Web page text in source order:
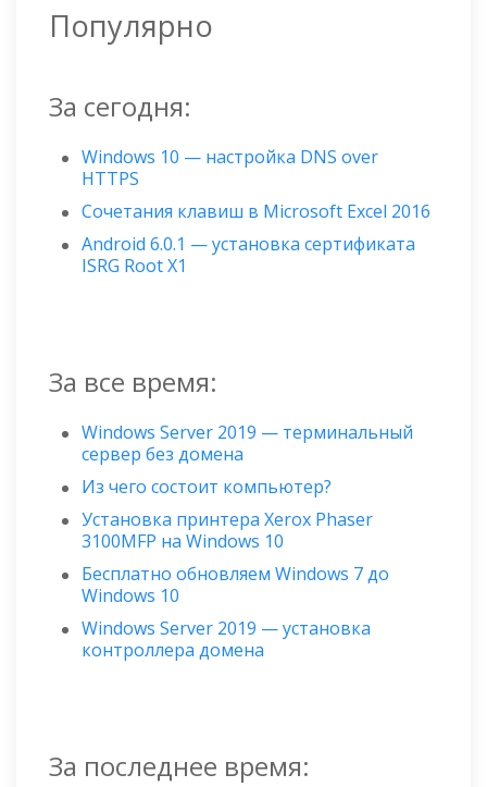
Популярно
За сегодня:
Windows 10 — настройка DNS over
HTTPS
Сочетания клавиш в Microsoft Excel 2016
Android 6.0.1 — установка сертификата
ISRG Root X1
За все время:
Windows Server 2019 — терминальный
сервер без домена
Из чего состоит компьютер?
Установка принтера Xerox Phaser
3100MFP на Windows 10
Бесплатно обновляем Windows 7 до
Windows 10
Windows Server 2019 — установка
контроллера домена
За последнее время: